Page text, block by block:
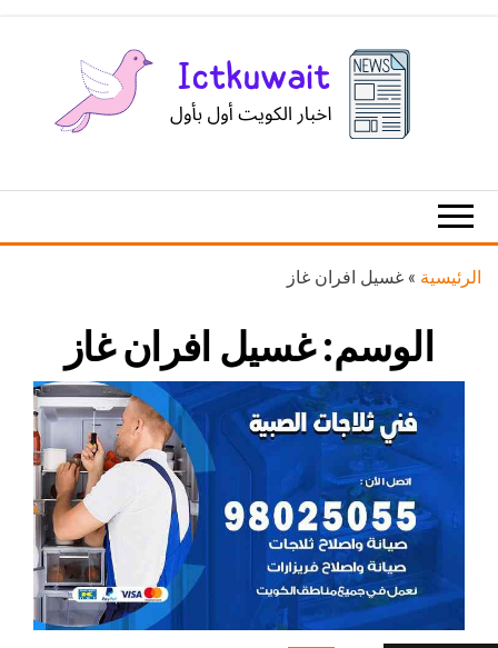
الكويت
الرئيسية » غسيل افران غاز
الوسم:غسيل افران غاز